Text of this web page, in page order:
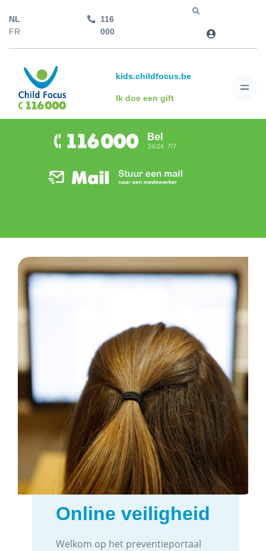
NL
FR
116
000
kids.childfocus.be
Ik doe een gift
Online veiligheid
Welkom op het preventieportaal